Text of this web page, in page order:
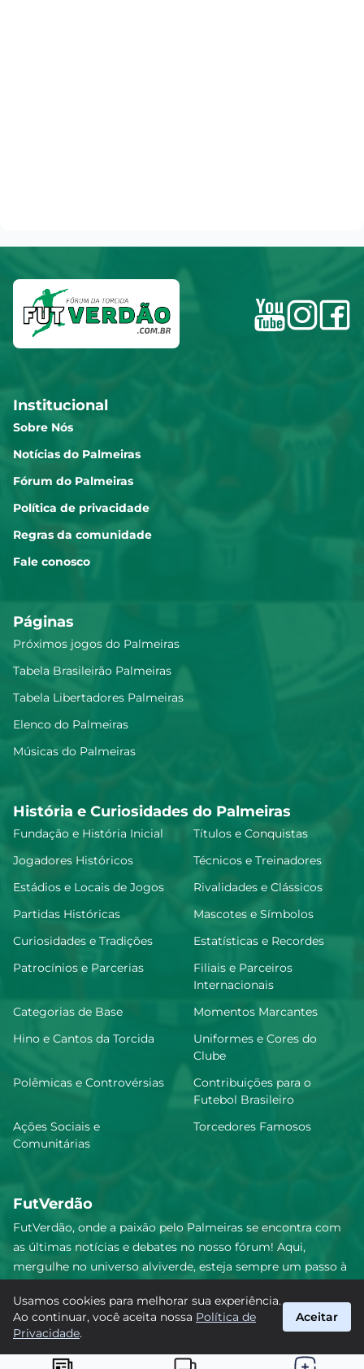
Institucional
Sobre Nós
Notícias do Palmeiras
Fórum do Palmeiras
Política de privacidade
Regras da comunidade
Fale conosco
Páginas
Próximos jogos do Palmeiras
Tabela Brasileirão Palmeiras
Tabela Libertadores Palmeiras
Elenco do Palmeiras
Músicas do Palmeiras
História e Curiosidades do Palmeiras
Fundação e História Inicial
Títulos e Conquistas
Jogadores Históricos
Técnicos e Treinadores
Estádios e Locais de Jogos
Rivalidades e Clássicos
Partidas Históricas
Mascotes e Símbolos
Curiosidades e Tradições
Estatísticas e Recordes
Patrocínios e Parcerias
Filiais e Parceiros
Internacionais
Categorias de Base
Momentos Marcantes
Hino e Cantos da Torcida
Uniformes e Cores do
Clube
Polêmicas e Controvérsias
Contribuições para o
Futebol Brasileiro
Ações Sociais e
Comunitárias
Torcedores Famosos
FutVerdão
FutVerdão, onde a paixão pelo Palmeiras se encontra com
as últimas notícias e debates no nosso fórum! Aqui,
mergulhe no universo alviverde, esteja sempre um passo à
comunidade. Junte-se a nós nesta jornada emocionante!
#Palmeiras #FutVerdão
Usamos cookies para melhorar sua experiência.
Ao continuar, você aceita nossa Política de
Privacidade.
Aceitar